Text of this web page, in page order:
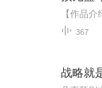
367
战略就